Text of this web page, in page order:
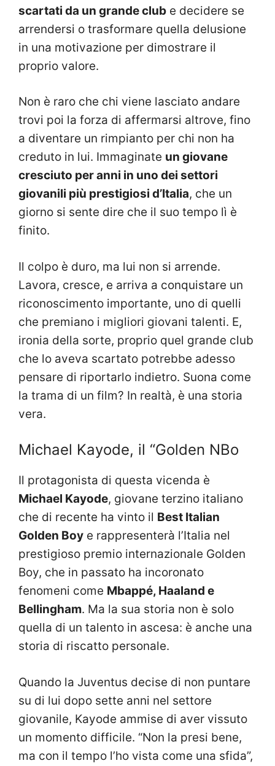
scartati da un grande club e decidere se
arrendersi o trasformare quella delusione
in una motivazione per dimostrare il
proprio valore.
Non è raro che chi viene lasciato andare
trovi poi la forza di affermarsi altrove, fino
a diventare un rimpianto per chi non ha
creduto in lui. Immaginate un giovane
cresciuto per anni in uno dei settori
giovanili più prestigiosi d’Italia, che un
giorno si sente dire che il suo tempo lì è
finito.
Il colpo è duro, ma lui non si arrende.
Lavora, cresce, e arriva a conquistare un
riconoscimento importante, uno di quelli
che premiano i migliori giovani talenti. E,
ironia della sorte, proprio quel grande club
che lo aveva scartato potrebbe adesso
pensare di riportarlo indietro. Suona come
la trama di un film? In realtà, è una storia
vera.
Michael Kayode, il “Golden NBo
Il protagonista di questa vicenda è
Michael Kayode, giovane terzino italiano
che di recente ha vinto il Best Italian
Golden Boy e rappresenterà l’Italia nel
prestigioso premio internazionale Golden
Boy, che in passato ha incoronato
fenomeni come Mbappé, Haaland e
Bellingham. Ma la sua storia non è solo
quella di un talento in ascesa: è anche una
storia di riscatto personale.
Quando la Juventus decise di non puntare
su di lui dopo sette anni nel settore
giovanile, Kayode ammise di aver vissuto
un momento difficile. “Non la presi bene,
ma con il tempo l’ho vista come una sfida”,